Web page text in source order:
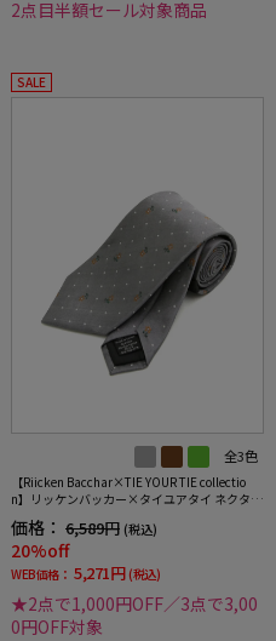
2点目半額セール対象商品
SALE
全3色
【Riicken Bacchar×TIE YOUR TIE collectio
n】リッケンバッカー×タイユアタイ ネクタイ
レギュラー シルク100% 小柄 RUCKEN BACCH
AR
価格： 6,589円 (税込)
20%off
WEB価格： 5,271円 (税込)
★2点で1,000円OFF／3点で3,00
0円OFF対象